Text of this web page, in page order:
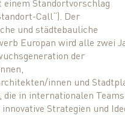
einem Standortvorschlag
Call“). Der
und städtebauliche
Europan wird alle zwei
der
innen und
die in internationalen
Strategien und